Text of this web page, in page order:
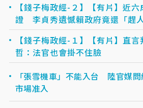
【錢子梅政經-２】【有片】近
證 李貞秀遺憾賴政府竟還「趕人
【錢子梅政經-１】【有片】直
哲：法官也會掛不住臉
「張雪機車」不能入台 陸官媒
市場准入